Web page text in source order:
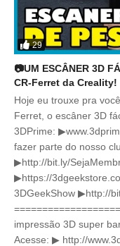
29
📷UM ESCÂNER 3D
CR-Ferret da Creality!
Hoje eu trouxe pra
Ferret, o escâner 3D
3DPrime:
fazer parte do nosso
▶http://bit.ly/
▶https://
3DGeekShow ▶http://
impressão 3D super
Acesse: ▶ http://